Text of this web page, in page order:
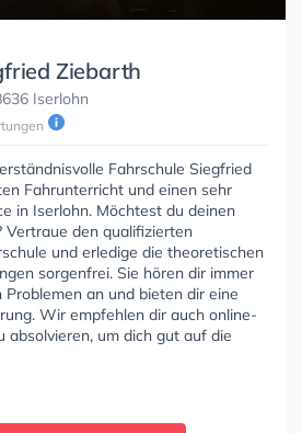
Ziebarth
Iserlohn
Fahrschule Siegfried
Fahrunterricht und einen sehr
in Iserlohn. Möchtest du deinen
Vertraue den qualifizierten
und erledige die theoretischen
sorgenfrei. Sie hören dir immer
Problemen an und bieten dir eine
Wir empfehlen dir auch online-
absolvieren, um dich gut auf die